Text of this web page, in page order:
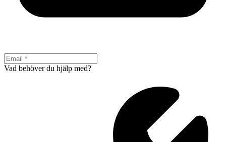
Vad behöver du hjälp med?